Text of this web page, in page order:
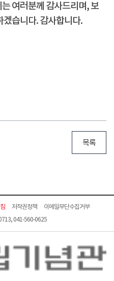
여러분께 감사드리며, 보
겠습니다. 감사합니다.
목록
저작권정책
이메일무단수집거부
041-560-0625